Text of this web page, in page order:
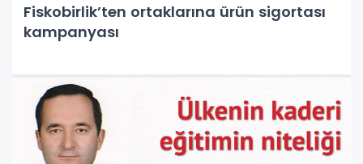
Fiskobirlik’ten ortaklarına ürün sigortası
kampanyası